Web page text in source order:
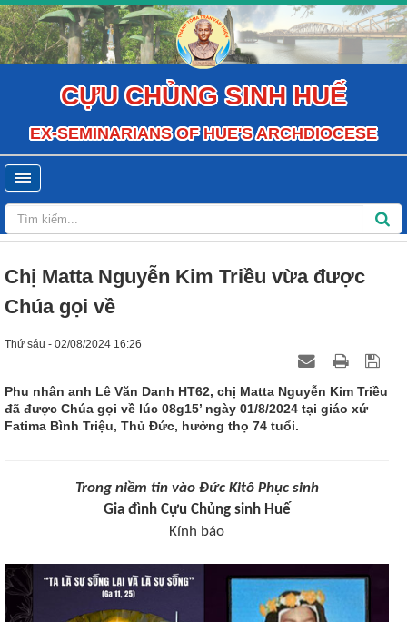
CỰU CHỦNG SINH HUẾ
EX-SEMINARIANS OF HUE'S ARCHDIOCESE
Chị Matta Nguyễn Kim Triều vừa được
Chúa gọi về
Thứ sáu - 02/08/2024 16:26
Phu nhân anh Lê Văn Danh HT62, chị Matta Nguyễn Kim Triều
đã được Chúa gọi về lúc 08g15’ ngày 01/8/2024 tại giáo xứ
Fatima Bình Triệu, Thủ Đức, hưởng thọ 74 tuổi.
Trong niềm tin vào Đức Kitô Phục sinh
Gia đình Cựu Chủng sinh Huế
Kính báo